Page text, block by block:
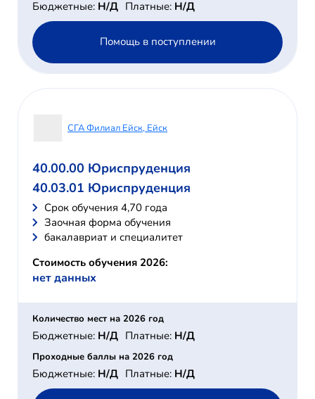
Бюджетные: Н/Д Платные: Н/Д
Помощь в поступлении
СГА Филиал Ейск, Ейск
40.00.00 Юриспруденция
40.03.01 Юриспруденция
Cрок обучения 4,70 года
Заочная форма обучения
бакалавриат и специалитет
Стоимость обучения 2026:
нет данных
Количество мест на 2026 год
Бюджетные: Н/Д Платные: Н/Д
Проходные баллы на 2026 год
Бюджетные: Н/Д Платные: Н/Д